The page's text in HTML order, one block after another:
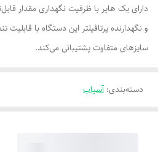
و نگهدارنده پرتافیلتر این دستگاه با قابلیت
سایزهای متفاوت پشتیبانی می‌کند.
دسته‌بندی:آسیاب